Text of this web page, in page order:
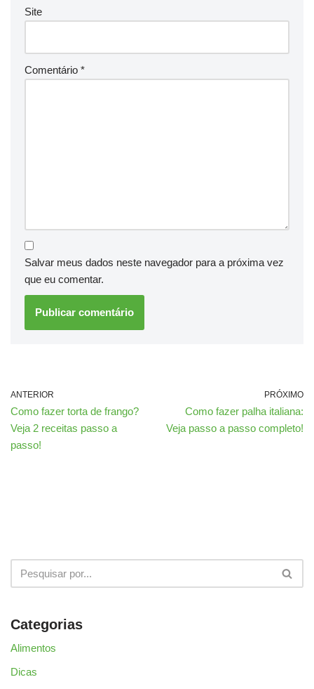
Site
Comentário *
Salvar meus dados neste navegador para a próxima vez
que eu comentar.
ANTERIOR
Como fazer torta de frango?
Veja 2 receitas passo a
passo!
PRÓXIMO
Como fazer palha italiana:
Veja passo a passo completo!
Categorias
Alimentos
Dicas